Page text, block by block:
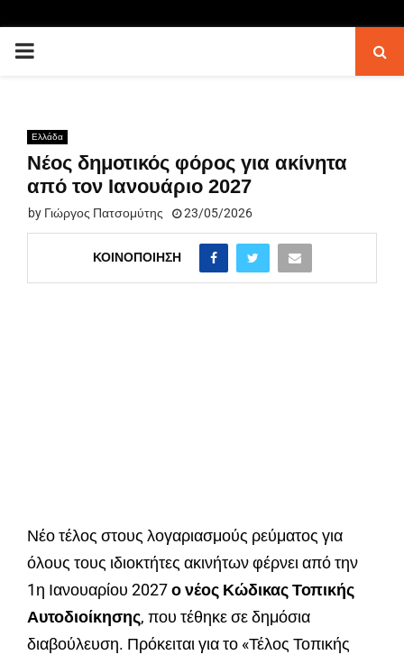
PRIMARY
Ελλάδα
Νέος δημοτικός φόρος για ακίνητα
από τον Ιανουάριο 2027
by Γιώργος Πατσομύτης 23/05/2026
ΚΟΙΝΟΠΟΊΗΣΗ
Νέο τέλος στους λογαριασμούς ρεύματος για
όλους τους ιδιοκτήτες ακινήτων φέρνει από την
1η Ιανουαρίου 2027ο νέος Κώδικας Τοπικής
Αυτοδιοίκησης, που τέθηκε σε δημόσια
διαβούλευση. Πρόκειται για το «Τέλος Τοπικής